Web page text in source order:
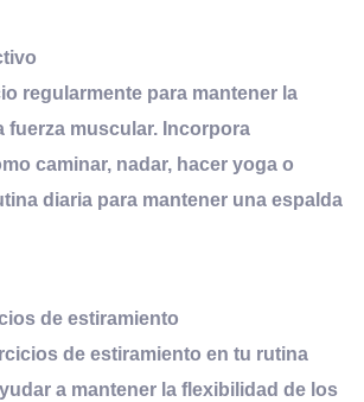
regularmente para mantener la
fuerza muscular. Incorpora
caminar, nadar, hacer yoga o
diaria para mantener una espalda
deestiramiento
de estiramiento en tu rutina
a mantener la flexibilidad de los